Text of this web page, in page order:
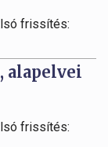
frissítés:
alapelvei
frissítés: